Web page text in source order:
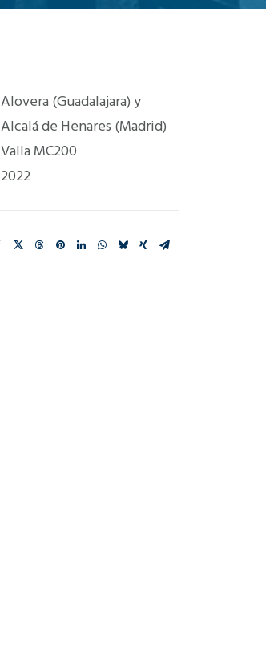
Alovera (Guadalajara) y
Alcalá de Henares (Madrid)
Valla MC200
2022